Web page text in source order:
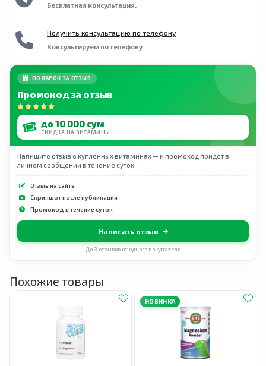
Бесплатная консультация.
Получить консультацию по телефону
Консультируем по телефону
ПОДАРОК ЗА ОТЗЫВ
Промокод за отзыв
до 10 000 сум
СКИДКА НА ВИТАМИНЫ
Напишите отзыв о купленных витаминах — и промокод придёт в
личном сообщении в течение суток.
Отзыв на сайте
Скриншот после публикации
Промокод в течение суток
Написать отзыв
До 3 отзывов от одного покупателя
Похожие товары
НОВИНКА